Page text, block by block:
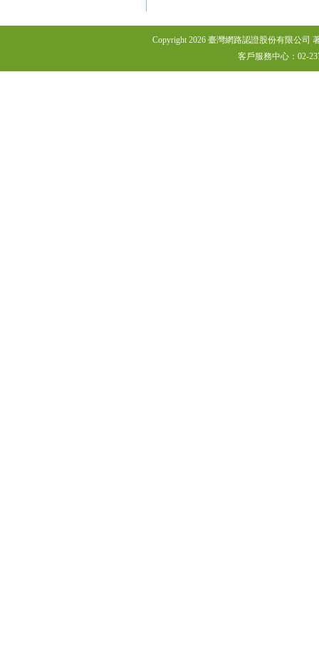
Copyright 2026 臺灣網路認證股份有限公司
客戶服務中心：02-